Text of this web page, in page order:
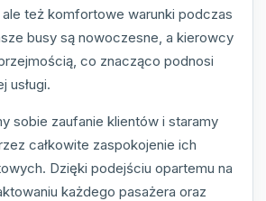
ale też komfortowe warunki podczas
busy są nowoczesne, a kierowcy
co znacząco podnosi
usługi.
sobie zaufanie klientów i staramy
całkowite zaspokojenie ich
Dzięki podejściu opartemu na
każdego pasażera oraz